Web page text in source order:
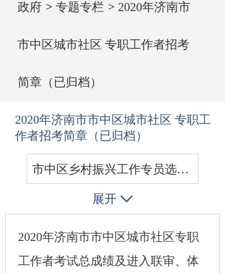
政府 > 专题专栏 > 2020年济南市
市中区城市社区 专职工作者招考
简章（已归档）
2020年济南市市中区城市社区 专职工
作者招考简章（已归档）
市中区乡村振兴工作专员选聘专题
政府公报
2020年济南市市中区城市社区 专职工作者招考简章（已归档）
展开
2020年济南市市中区城市社区专职
工作者考试总成绩及进入联审、体